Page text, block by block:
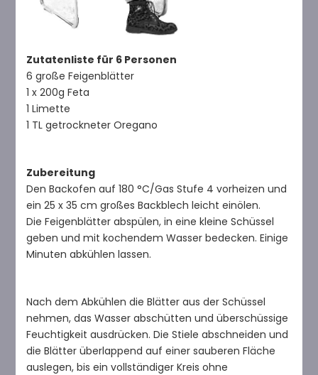
Zutatenliste für 6 Personen
6 große Feigenblätter
1 x 200g Feta
1 Limette
1 TL getrockneter Oregano
Zubereitung
Den Backofen auf 180 °C/Gas Stufe 4 vorheizen und
ein 25 x 35 cm großes Backblech leicht einölen.
Die Feigenblätter abspülen, in eine kleine Schüssel
geben und mit kochendem Wasser bedecken. Einige
Minuten abkühlen lassen.
Nach dem Abkühlen die Blätter aus der Schüssel
nehmen, das Wasser abschütten und überschüssige
Feuchtigkeit ausdrücken. Die Stiele abschneiden und
die Blätter überlappend auf einer sauberen Fläche
auslegen, bis ein vollständiger Kreis ohne